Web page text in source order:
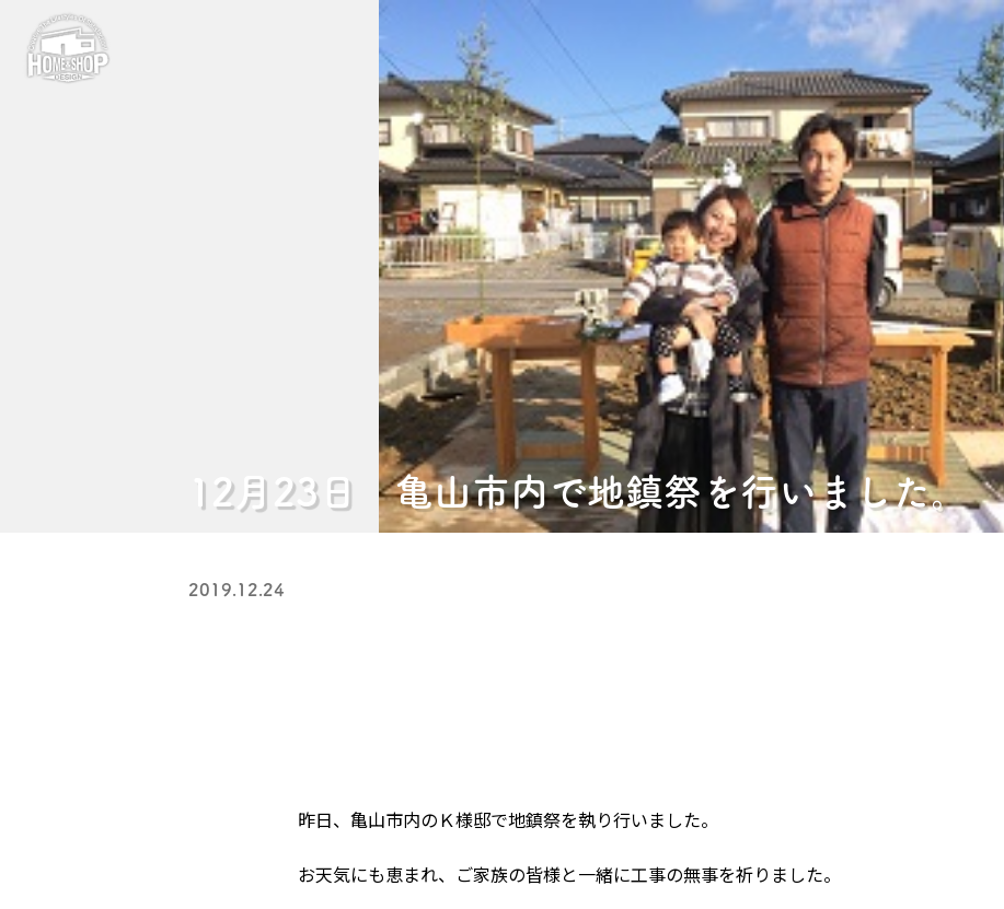
12月23日 亀山市内で地鎮祭を行いました。
2019.12.24
昨日、亀山市内のＫ様邸で地鎮祭を執り行いました。
お天気にも恵まれ、ご家族の皆様と一緒に工事の無事を祈りました。